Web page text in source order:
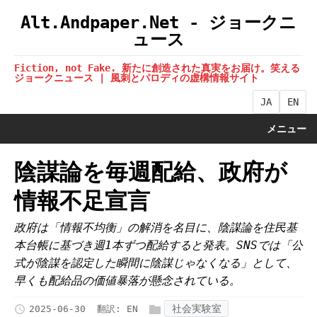
Alt.Andpaper.Net - ジョークニ
ュース
Fiction, not Fake. 新たに創造された真実をお届け。笑える
ジョークニュース | 風刺とパロディの虚構情報サイト
JA EN
メニュー
陰謀論を毎週配給、政府が
情報不足宣言
政府は「情報不均衡」の解消を名目に、陰謀論を住民基
本台帳に基づき週1本ずつ配給すると発表。SNSでは「公
式が陰謀を認定した瞬間に陰謀じゃなくなる」として、
早くも配給品の価値暴落が懸念されている。
2025-06-30 翻訳: EN 社会実験室